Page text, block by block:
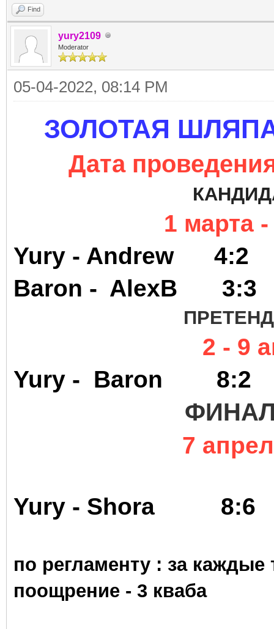
Find
yury2109
Moderator
05-04-2022, 08:14 PM
ЗОЛОТАЯ
Дата
1 марта
Yury -
Baron - AlexB
2 - 9
Yury -
7
Yury - Shora 8
по регламенту : за каждые
поощрение - 3 кваба